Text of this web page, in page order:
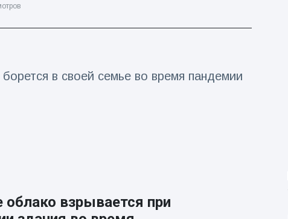
в своей семье во время пандемии
взрывается при